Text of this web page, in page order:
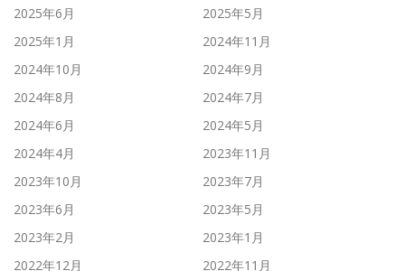
2025年6月
2025年5月
2025年1月
2024年11月
2024年10月
2024年9月
2024年8月
2024年7月
2024年6月
2024年5月
2024年4月
2023年11月
2023年10月
2023年7月
2023年6月
2023年5月
2023年2月
2023年1月
2022年12月
2022年11月